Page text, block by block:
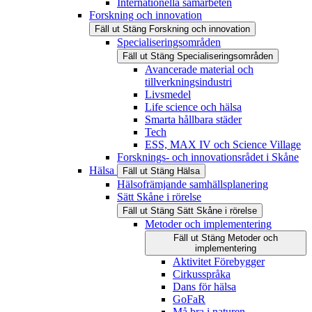
Internationella samarbeten
Forskning och innovation
Fäll ut Stäng Forskning och innovation
Specialiseringsområden
Fäll ut Stäng Specialiseringsområden
Avancerade material och
tillverkningsindustri
Livsmedel
Life science och hälsa
Smarta hållbara städer
Tech
ESS, MAX IV och Science Village
Forsknings- och innovationsrådet i Skåne
Hälsa
Fäll ut Stäng Hälsa
Hälsofrämjande samhällsplanering
Sätt Skåne i rörelse
Fäll ut Stäng Sätt Skåne i rörelse
Metoder och implementering
Fäll ut Stäng Metoder och
implementering
Aktivitet Förebygger
Cirkusspråka
Dans för hälsa
GoFaR